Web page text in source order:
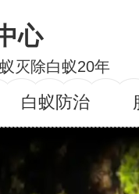
心
灭除白蚁20年
白蚁防治